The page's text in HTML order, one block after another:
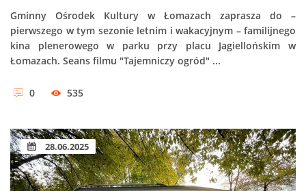
Gminny Ośrodek Kultury w Łomazach zaprasza do –
pierwszego w tym sezonie letnim i wakacyjnym – familijnego
kina plenerowego w parku przy placu Jagiellońskim w
Łomazach. Seans filmu "Tajemniczy ogród" ...
0 535
28.06.2025